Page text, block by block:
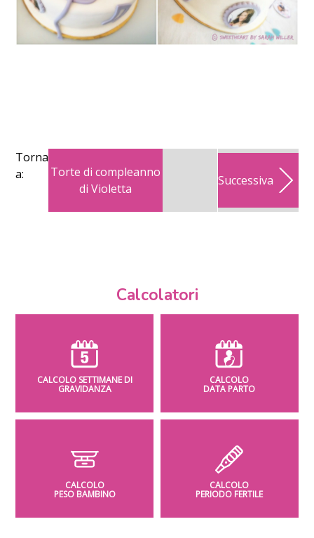
Torna
a:
Torte di compleanno
di Violetta
Successiva
Calcolatori
CALCOLO SETTIMANE DI
GRAVIDANZA
CALCOLO
DATA PARTO
CALCOLO
PESO BAMBINO
CALCOLO
PERIODO FERTILE